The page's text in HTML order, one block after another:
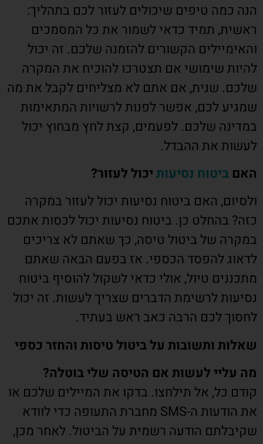
הנה כמה טיפים שיכולים לעזור לכם בתהליך:
ראשית, תמיד כדאי לשמור את כל המסמכים
והאימיילים הקשורים להזמנה שלכם. זה יכול
להיות שימושי אם תצטרכו להוכיח את המקרה
שלכם. שנית, אם אתם לא מצליחים לקבל את מה
שמגיע לכם, אפשר לפנות לרשויות המתאימות
במדינה שלכם. לפעמים, קצת לחץ מבחוץ יכול
לעשות את ההבדל.
האם ביטוח נסיעותיכול לעזור?
ולסיום, האם ביטוח נסיעות יכול לעזור במקרה
כזה? בהחלט כן. ביטוח נסיעות יכול לכסות אתכם
במקרה של ביטול טיסה, כך שאתם לא צריכים
לדאוג להפסד הכספי. אז בפעם הבאה שאתם
מתכננים טיול, אולי כדאי לשקול להוסיף ביטוח
נסיעות לרשימת הדברים שצריך לעשות. זה יכול
לחסוך לכם הרבה כאב ראש בעתיד.
שאלות ותשובות על ביטול טיסות והחזר כספי
מה עליי לעשות אם הטיסה שלי בוטלה?
קודם כל, אל תילחצו. בדקו את המיילים שלכם או
את הודעות ה-SMS מחברת התעופה כדי לוודא
שקיבלתם הודעה רשמית על הביטול. לאחר מכן,